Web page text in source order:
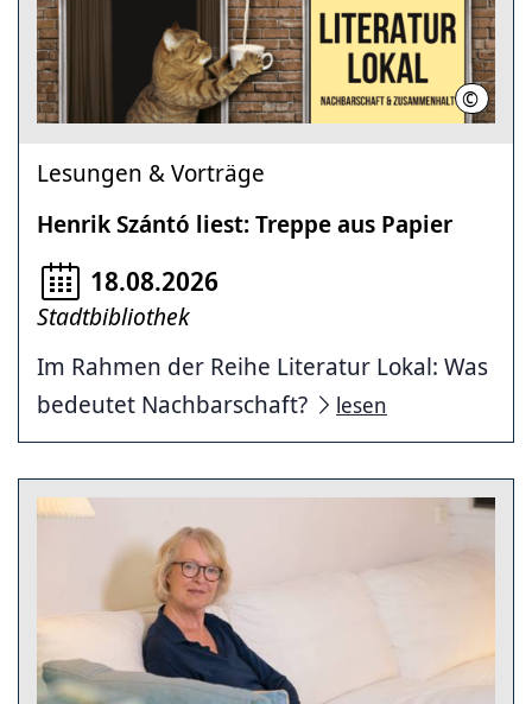
©
Lesungen & Vorträge
Henrik Szántó liest: Treppe aus Papier
18.08.2026
Stadtbibliothek
Im Rahmen der Reihe Literatur Lokal: Was
bedeutet Nachbarschaft?
lesen